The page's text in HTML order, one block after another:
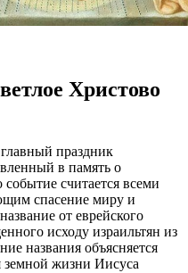
Христово
праздник
в память о
считается всеми
спасение миру и
от еврейского
исходу израильтян из
названия объясняется
земной жизни Иисуса